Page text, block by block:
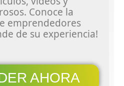
Conoce la
emprendedores
de su experiencia!
AHORA